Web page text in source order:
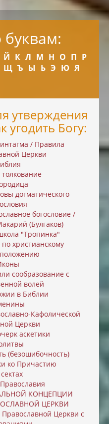
Й К Л М Н О П Р
Щ Ъ Ы Ь Э Ю Я
утверждения
угодить Богу:
/ Правила
Церкви
догматического
богословие /
(Булгаков)
"Тропинка"
христианскому
cообразование с
волей
в Библии
Кафолической
Церкви
аскетики
(безошибочность)
ко Причастию
КОНЦЕПЦИИ
ЦЕРКВИ
Церкви с